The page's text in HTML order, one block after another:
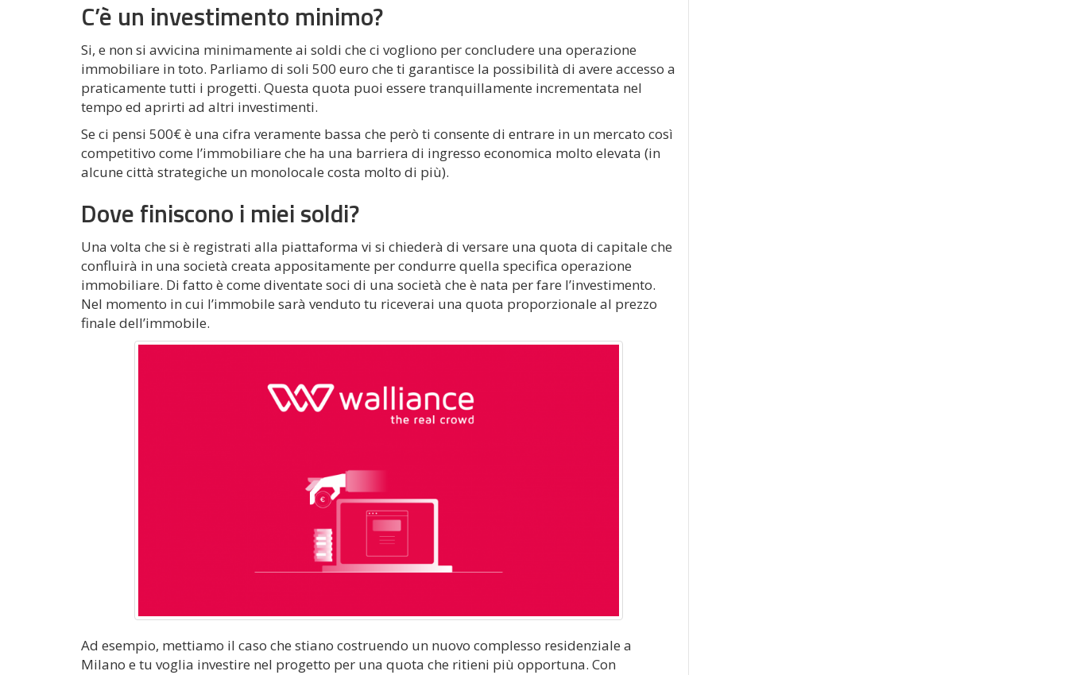
C’è un investimento minimo?
Si, e non si avvicina minimamente ai soldi che ci vogliono per concludere una operazione
immobiliare in toto. Parliamo di soli 500 euro che ti garantisce la possibilità di avere accesso a
praticamente tutti i progetti. Questa quota puoi essere tranquillamente incrementata nel
tempo ed aprirti ad altri investimenti.
Se ci pensi 500€ è una cifra veramente bassa che però ti consente di entrare in un mercato così
competitivo come l’immobiliare che ha una barriera di ingresso economica molto elevata (in
alcune città strategiche un monolocale costa molto di più).
Dove finiscono i miei soldi?
Una volta che si è registrati alla piattaforma vi si chiederà di versare una quota di capitale che
confluirà in una società creata appositamente per condurre quella specifica operazione
immobiliare. Di fatto è come diventate soci di una società che è nata per fare l’investimento.
Nel momento in cui l’immobile sarà venduto tu riceverai una quota proporzionale al prezzo
finale dell’immobile.
Ad esempio, mettiamo il caso che stiano costruendo un nuovo complesso residenziale a
Milano e tu voglia investire nel progetto per una quota che ritieni più opportuna. Con